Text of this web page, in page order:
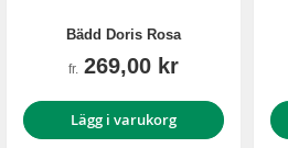
Bädd Doris Rosa
fr. 269,00 kr
Lägg i varukorg